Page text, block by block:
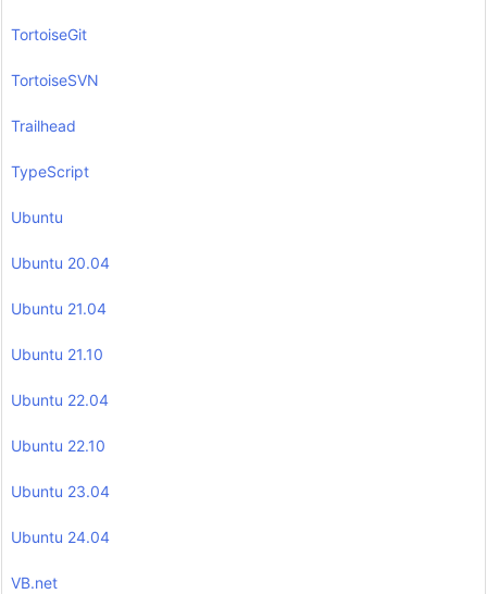
TortoiseGit
TortoiseSVN
Trailhead
TypeScript
Ubuntu
Ubuntu 20.04
Ubuntu 21.04
Ubuntu 21.10
Ubuntu 22.04
Ubuntu 22.10
Ubuntu 23.04
Ubuntu 24.04
VB.net